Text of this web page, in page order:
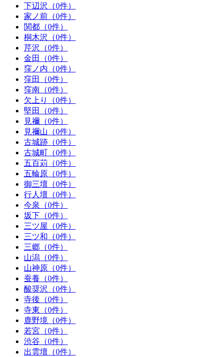
下辺沢（0件）
家ノ前（0件）
関都（0件）
桐木沢（0件）
芹沢（0件）
金田（0件）
窪ノ内（0件）
窪田（0件）
窪南（0件）
欠上り（0件）
堅田（0件）
見禰（0件）
見禰山（0件）
古城跡（0件）
古城町（0件）
五百苅（0件）
五輪原（0件）
御三壇（0件）
行人壇（0件）
今泉（0件）
坂下（0件）
三ツ屋（0件）
三ツ和（0件）
三郷（0件）
山潟（0件）
山神原（0件）
蚕養（0件）
酸奨沢（0件）
寺後（0件）
寺東（0件）
鹿野境（0件）
若宮（0件）
渋谷（0件）
出雲壇（0件）